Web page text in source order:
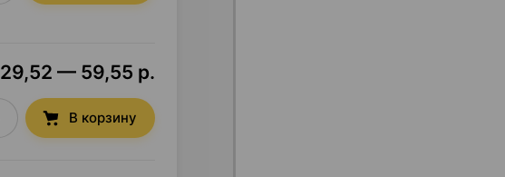
29,52 — 59,55 р.
В корзину